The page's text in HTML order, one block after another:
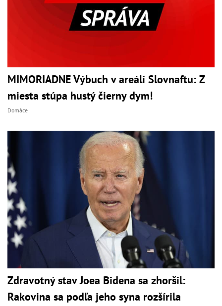
MIMORIADNE Výbuch v areáli Slovnaftu: Z
miesta stúpa hustý čierny dym!
Domáce
Zdravotný stav Joea Bidena sa zhoršil:
Rakovina sa podľa jeho syna rozšírila